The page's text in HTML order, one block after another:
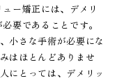
ー矯正には、デメリ
要であることです。
小さな手術が必要にな
はほとんどありませ
にとっては、デメリッ